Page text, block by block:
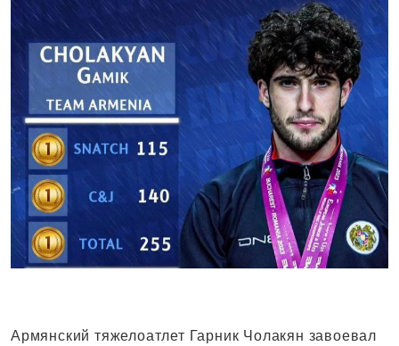
Армянский тяжелоатлет Гарник Чолакян завоевал